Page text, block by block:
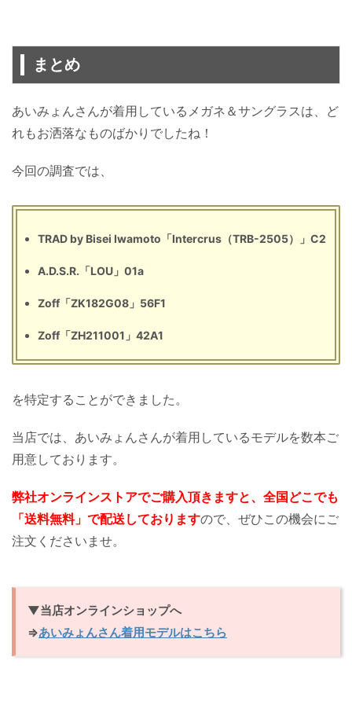
まとめ
あいみょんさんが着用しているメガネ＆サングラスは、ど
れもお洒落なものばかりでしたね！
今回の調査では、
TRAD by Bisei Iwamoto「Intercrus（TRB-2505）」C2
A.D.S.R.「LOU」01a
Zoff「ZK182G08」56F1
Zoff「ZH211001」42A1
を特定することができました。
当店では、あいみょんさんが着用しているモデルを数本ご
用意しております。
弊社オンラインストアでご購入頂きますと、全国どこでも
「送料無料」で配送しておりますので、ぜひこの機会にご
注文くださいませ。
▼当店オンラインショップへ
⇒あいみょんさん着用モデルはこちら